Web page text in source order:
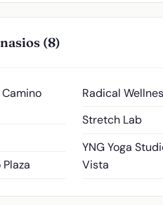
(8)
Radical
Stretch Lab
YNG Yoga
Vista